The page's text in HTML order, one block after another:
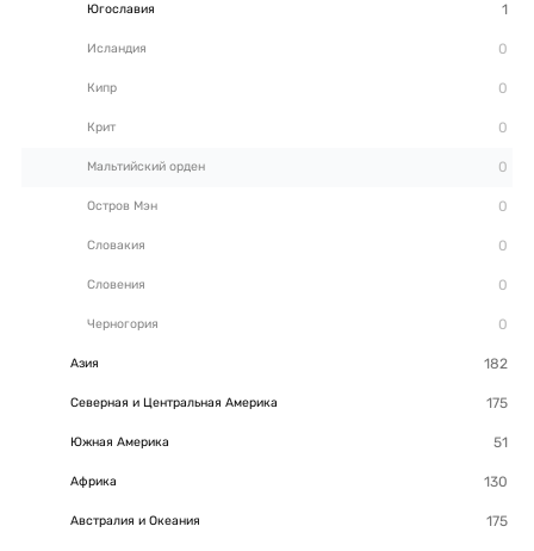
Югославия
Исландия
Кипр
Крит
Мальтийский орден
Остров Мэн
Словакия
Словения
Черногория
Азия
Северная и Центральная Америка
Южная Америка
Африка
Австралия и Океания